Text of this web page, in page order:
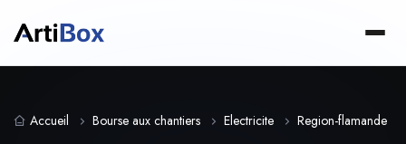
Accueil Bourse aux chantiers Electricite Region-flamande